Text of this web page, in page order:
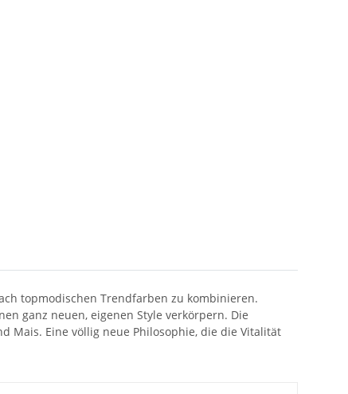
topmodischen Trendfarben zu kombinieren.
ganz neuen, eigenen Style verkörpern. Die
Mais. Eine völlig neue Philosophie, die die Vitalität